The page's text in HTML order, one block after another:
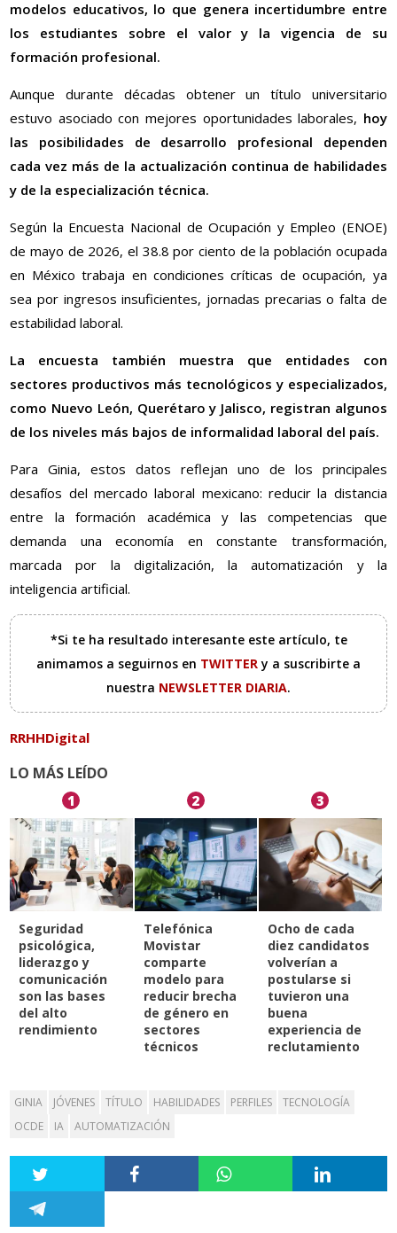
modelos educativos, lo que genera incertidumbre entre
los estudiantes sobre el valor y la vigencia de su
formación profesional.
Aunque durante décadas obtener un título universitario
estuvo asociado con mejores oportunidades laborales, hoy
las posibilidades de desarrollo profesional dependen
cada vez más de la actualización continua de habilidades
y de la especialización técnica.
Según la Encuesta Nacional de Ocupación y Empleo (ENOE)
de mayo de 2026, el 38.8 por ciento de la población ocupada
en México trabaja en condiciones críticas de ocupación, ya
sea por ingresos insuficientes, jornadas precarias o falta de
estabilidad laboral.
La encuesta también muestra que entidades con
sectores productivos más tecnológicos y especializados,
como Nuevo León, Querétaro y Jalisco, registran algunos
de los niveles más bajos de informalidad laboral del país.
Para Ginia, estos datos reflejan uno de los principales
desafíos del mercado laboral mexicano: reducir la distancia
entre la formación académica y las competencias que
demanda una economía en constante transformación,
marcada por la digitalización, la automatización y la
inteligencia artificial.
*Si te ha resultado interesante este artículo, te
animamos a seguirnos en TWITTERy a suscribirte a
nuestra NEWSLETTER DIARIA.
RRHHDigital
LO MÁS LEÍDO
1
Seguridad
psicológica,
liderazgo y
comunicación
son las bases
del alto
rendimiento
2
Telefónica
Movistar
comparte
modelo para
reducir brecha
de género en
sectores
técnicos
3
Ocho de cada
diez candidatos
volverían a
postularse si
tuvieron una
buena
experiencia de
reclutamiento
GINIA JÓVENES TÍTULO HABILIDADES PERFILES
TECNOLOGÍA
OCDE
IA AUTOMATIZACIÓN